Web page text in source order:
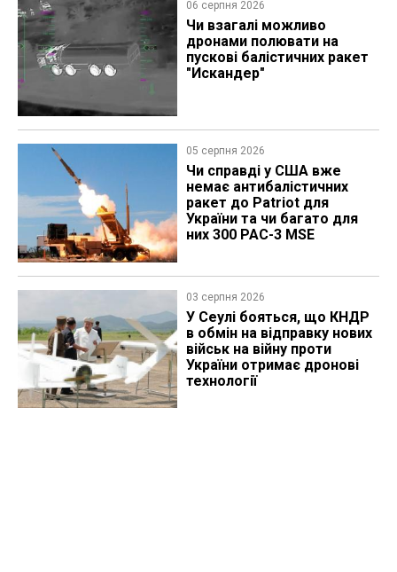
06 серпня 2026
Чи взагалі можливо
дронами полювати на
пускові балістичних ракет
"Искандер"
05 серпня 2026
Чи справді у США вже
немає антибалістичних
ракет до Patriot для
України та чи багато для
них 300 PAC-3 MSE
03 серпня 2026
У Сеулі бояться, що КНДР
в обмін на відправку нових
військ на війну проти
України отримає дронові
технології